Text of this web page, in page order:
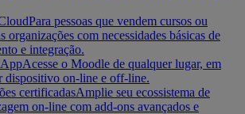
Para pessoas que vendem cursos ou
organizações com necessidades básicas de
e integração.
Acesse o Moodle de qualquer lugar, em
dispositivo on-line e off-line.
certificadasAmplie seu ecossistema de
on-line com add-ons avançados e